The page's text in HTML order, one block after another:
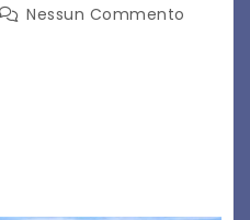
Nessun Commento